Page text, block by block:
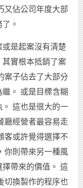
又佔公司年度大部
。
是起案沒有清楚
實根本抵銷了案
案子佔去了大部分
。 或是目標含糊
這也是很大的一
廳經營者最容易走
客或許覺得選擇不
你則帶來另一種風
帶來的價值。 這
切換製作的程序也